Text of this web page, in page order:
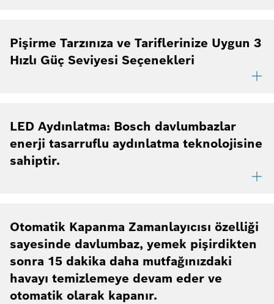
Pişirme Tarzınıza ve Tariflerinize Uygun 3
Hızlı Güç Seviyesi Seçenekleri
LED Aydınlatma: Bosch davlumbazlar
enerji tasarruflu aydınlatma teknolojisine
sahiptir.
Otomatik Kapanma Zamanlayıcısı özelliği
sayesinde davlumbaz, yemek pişirdikten
sonra 15 dakika daha mutfağınızdaki
havayı temizlemeye devam eder ve
otomatik olarak kapanır.